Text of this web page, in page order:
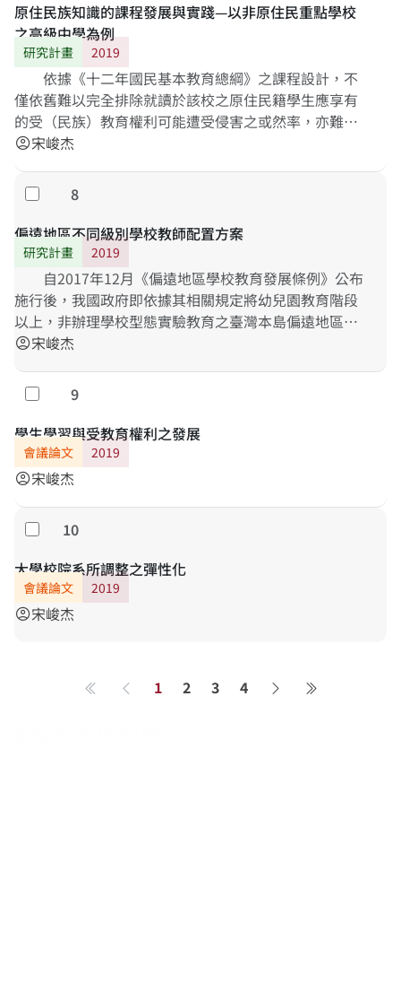
原住民族知識的課程發展與實踐—以非原住民重點學校
之高級中學為例
研究計畫 2019
依據《十二年國民基本教育總綱》之課程設計，不
僅依舊難以完全排除就讀於該校之原住民籍學生應享有
的受（民族）教育權利可能遭受侵害之或然率，亦難以
觀察到透過該等課程的實踐，是否能夠確切地帶領該校
內的各種族及其文化與傳統之理解，從而消弭與改善種
族人民間因相互不理解而產生的刻板印象。緣此，本研
究計畫擬針對四道問題意識，進行探究：其一、非原住
民重點學校的普通型、技術型、綜合型與單科型高級中
等學校在校訂必修、多元選修及彈性學習課程設計與發
展上，是否多有呈現出原住民族教育抑或多元文化教育
因素較少的現象？其二、若多數非原住民重點學校之高
級中等學校均出現相仿現象，則其背後成因若何？其
三、若是其成因具有普遍性，則依據總綱之規定，是否
得以透過具體方案的落實而提升學校積極設計與發展原
住民族知識課程之意願？其四、評量上述具體方案之成
效，並觀察記述學生學習發展的各階段表現，以利具體
方案之內容面抑或是實踐面上的調整。
account_circle宋峻杰
勾選
8
偏遠地區不同級別學校教師配置方案
研究計畫 2019
自2017年12月《偏遠地區學校教育發展條例》公布
施行後，我國政府即依據其相關規定將幼兒園教育階段
以上，非辦理學校型態實驗教育之臺灣本島偏遠地區公
立高級中等以下（含）學校，劃分為「偏遠」、「特殊
織、人事與經費等方向，協助偏遠地區學校完善其運作
與經營。本研究計畫即試圖自教師配置觀點，探究基於
提升學生學習成就等目的，不同級別偏遠地區學校應適
用何等合理之教師配置方案內容。研究進程中亦擬參酌
《學校型態實驗教育實施條例》及「教育行動區」等法
令政策，透過「探求事實與問題分析」、「研擬具體方
案」、「實施具體方案」、「觀察與記錄成效情形」，
以及「進行討論修正」等研究設計進程，運用文件分
析、次級資料分析、問卷調查等研究方法，檢討「特定
學科實驗教育行動圈」之試辦可行性。
account_circle宋峻杰
勾選
9
學生學習與受教育權利之發展
會議論文 2019
account_circle宋峻杰
勾選
10
大學校院系所調整之彈性化
會議論文 2019
account_circle宋峻杰
第一頁上一頁
1 2 3 4 下一頁最後一頁